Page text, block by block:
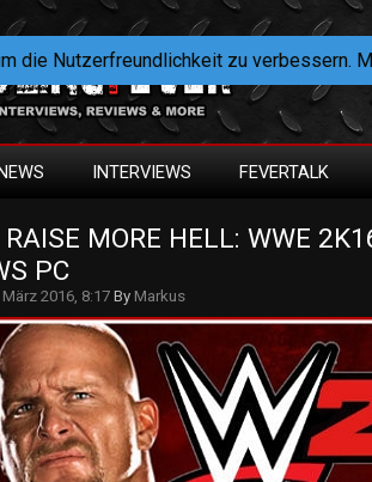
INTERVIEWS FEVERTALK
MORE HELL: WWE
PC
März 2016, 8:17 By Markus
die Nutzerfreundlichkeit zu verbessern.